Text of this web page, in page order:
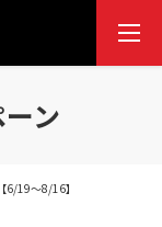
ン
6/19～8/16】